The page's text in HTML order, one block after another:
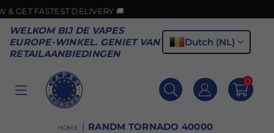
🚚
WELKOM BIJ DE VAPES
EUROPE-WINKEL. GENIET VAN
RETAILAANBIEDINGEN
Dutch (NL)
VAPES
EUROPE
0
HOME | RANDM TORNADO 40000